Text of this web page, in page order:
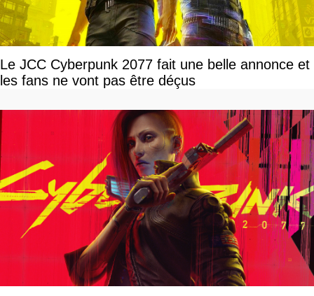
Le JCC Cyberpunk 2077 fait une belle annonce et
les fans ne vont pas être déçus